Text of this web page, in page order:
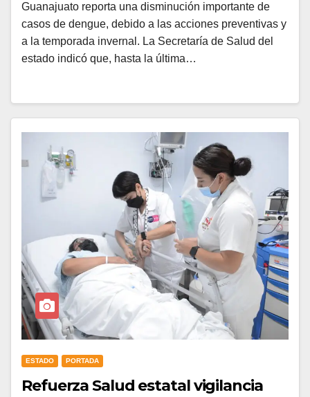
Guanajuato reporta una disminución importante de
casos de dengue, debido a las acciones preventivas y
a la temporada invernal. La Secretaría de Salud del
estado indicó que, hasta la última…
ESTADO PORTADA
Refuerza Salud estatal vigilancia